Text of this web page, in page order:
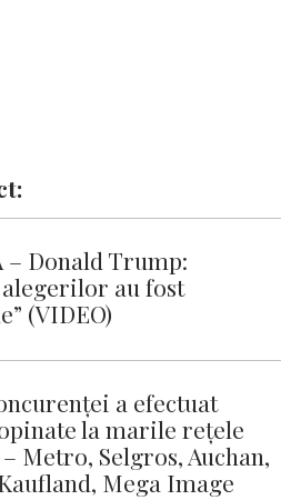
– Donald Trump:
au fost
(VIDEO)
a efectuat
la marile rețele
Metro, Selgros, Auchan,
Mega Image